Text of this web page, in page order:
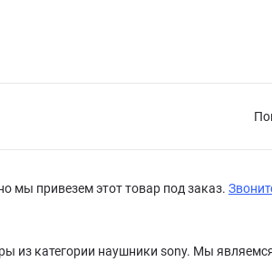
мы привезем этот товар под заказ.
из категории наушники sony. Мы